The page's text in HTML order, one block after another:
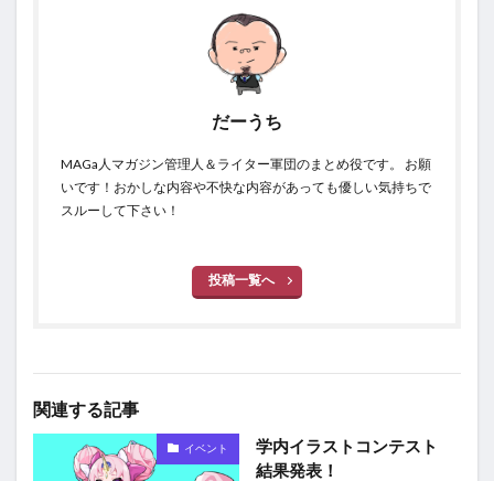
だーうち
MAGa人マガジン管理人＆ライター軍団のまとめ役です。 お願
いです！おかしな内容や不快な内容があっても優しい気持ちで
スルーして下さい！
投稿一覧へ
関連する記事
イベント
学内イラストコンテスト
結果発表！